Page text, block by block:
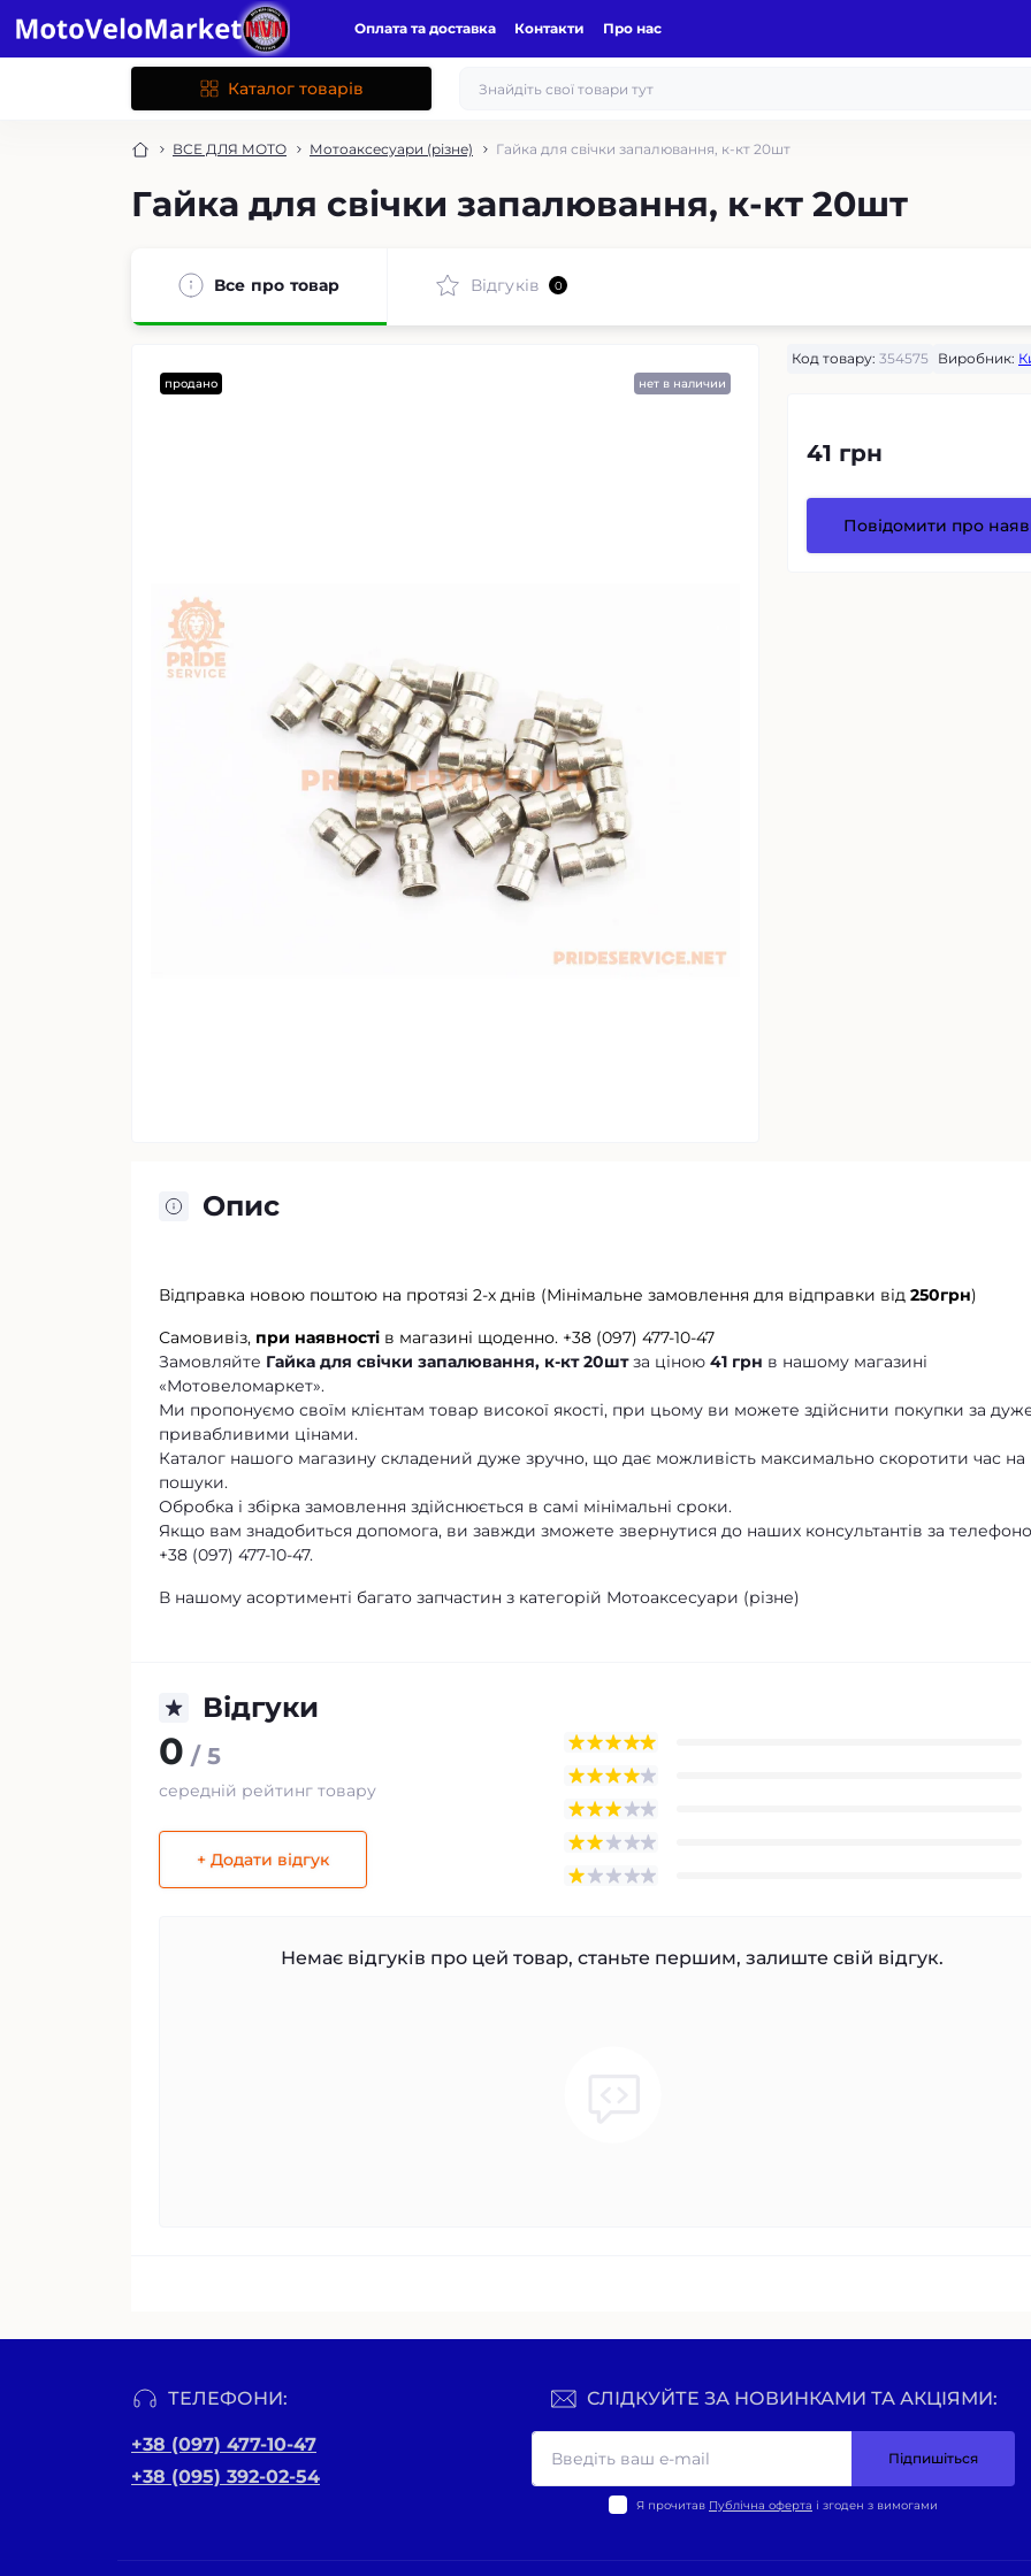
Оплата та доставка Контакти Про нас
Каталог товарів
ВСЕ ДЛЯ МОТО Мотоаксесуари (різне) Гайка для свічки запалювання, к-кт 20шт
Гайка для свічки запалювання, к-кт 20шт
Все про товар Відгуків 0
продано нет в наличии
Код товару: 354575 Виробник:
41 грн
Повідомити про
Опис
Відправка новою поштою на протязі 2-х днів (Мінімальне замовлення для відправки від 250грн)
Самовивіз, при наявності в магазині щоденно. +38 (097) 477-10-47
Замовляйте Гайка для свічки запалювання, к-кт 20штза ціною 41 грн в нашому магазині
«Мотовеломаркет».
Ми пропонуємо своїм клієнтам товар високої якості, при цьому ви можете здійснити покупки за
привабливими цінами.
Каталог нашого магазину складений дуже зручно, що дає можливість максимально скоротити час на
пошуки.
Обробка і збірка замовлення здійснюється в самі мінімальні сроки.
Якщо вам знадобиться допомога, ви завжди зможете звернутися до наших консультантів за
+38 (097) 477-10-47.
В нашому асортименті багато запчастин з категорій Мотоаксесуари (різне)
Відгуки
0 / 5
середній рейтинг товару
+ Додати відгук
Немає відгуків про цей товар, станьте першим, залиште свій відгук.
ТЕЛЕФОНИ:
+38 (097) 477-10-47
+38 (095) 392-02-54
СЛІДКУЙТЕ ЗА НОВИНКАМИ ТА АКЦІЯМИ:
Підпишіться
Я прочитав Публічна оферта і згоден з вимогами